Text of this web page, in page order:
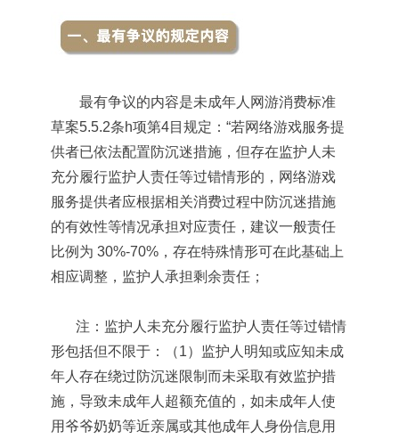
最有争议的内容是未成年人网游消费标准
草案5.5.2条h项第4目规定：“若网络游戏服务提
供者已依法配置防沉迷措施，但存在监护人未
充分履行监护人责任等过错情形的，网络游戏
服务提供者应根据相关消费过程中防沉迷措施
的有效性等情况承担对应责任，建议一般责任
比例为 30%-70%，存在特殊情形可在此基础上
相应调整，监护人承担剩余责任；
注：监护人未充分履行监护人责任等过错情
形包括但不限于：（1）监护人明知或应知未成
年人存在绕过防沉迷限制而未采取有效监护措
施，导致未成年人超额充值的，如未成年人使
用爷爷奶奶等近亲属或其他成年人身份信息用